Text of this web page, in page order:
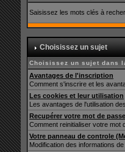
Saisissez les mots clés à
Choisissez un sujet
Choisissez un sujet dans
Avantages de l'inscription
Comment s'inscrire et les
Les cookies et leur utilisation
Les avantages de l'utilisation
Recupérer votre mot de
Comment reinitialiser votre mot
Votre panneau de controle
Modification des informations